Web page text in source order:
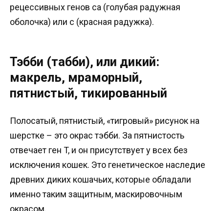
рецессивных генов са (голубая радужная
оболочка) или с (красная радужка).
Тэбби (табби), или дикий:
макрель, мраморный,
пятнистый, тикированный
Полосатый, пятнистый, «тигровый» рисунок на
шерстке – это окрас тэбби. За пятнистость
отвечает ген T, и он присутствует у всех без
исключения кошек. Это генетическое наследие
древних диких кошачьих, которые обладали
именно таким защитным, маскировочным
окрасом.